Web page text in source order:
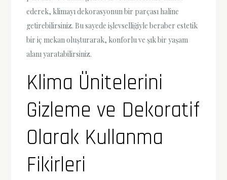
ederek, klimayı dekorasyonun bir parçası haline
getirebilirsiniz. Bu sayede işlevselliğiyle beraber estetik
bir iç mekan oluşturarak, konforlu ve şık bir yaşam
alanı yaratabilirsiniz.
Klima Ünitelerini
Gizleme ve Dekoratif
Olarak Kullanma
Fikirleri